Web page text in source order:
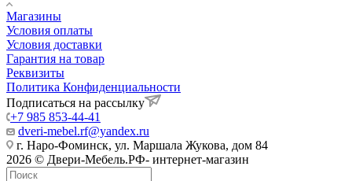
Магазины
Условия оплаты
Условия доставки
Гарантия на товар
Реквизиты
Политика Конфиденциальности
Подписаться на рассылку
+7 985 853-44-41
dveri-mebel.rf@yandex.ru
г. Наро-Фоминск, ул. Маршала Жукова, дом 84
2026 © Двери-Мебель.РФ- интернет-магазин